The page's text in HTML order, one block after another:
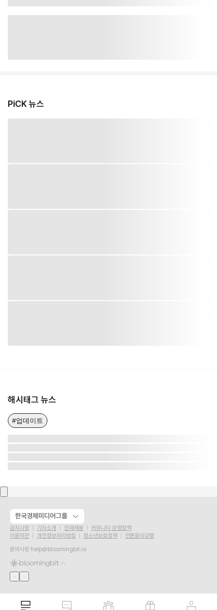
PiCK 뉴스
해시태그 뉴스
#업데이트
한국경제미디어그룹
공지사항 기자소개 인재채용
커뮤니티 운영정책
이용약관
개인정보처리방침 청소년보호정책
언론윤리강령
문의사항 help@bloomingbit.io